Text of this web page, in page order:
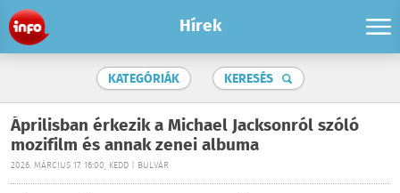
Hírek
KATEGÓRIÁK KERESÉS
Áprilisban érkezik a Michael Jacksonról szóló
mozifilm és annak zenei albuma
2026. MÁRCIUS 17. 16:00, KEDD | BULVÁR